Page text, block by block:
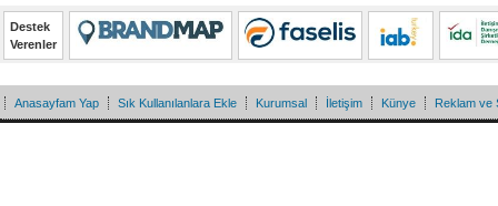
Destek
Verenler
Anasayfam Yap Sık Kullanılanlara Ekle Kurumsal İletişim Künye Reklam ve